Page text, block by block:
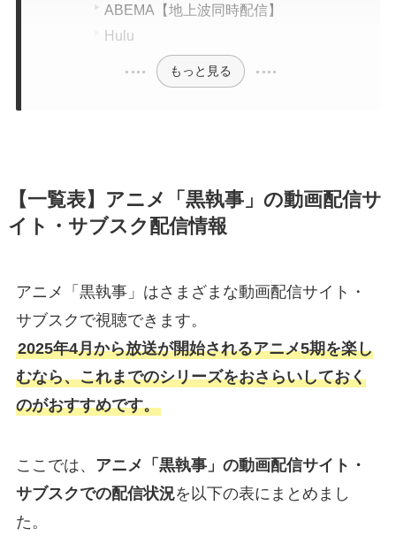
ABEMA【地上波同時配信】
Hulu
もっと見る
【一覧表】アニメ「黒執事」の動画配信サ
イト・サブスク配信情報
アニメ「黒執事」はさまざまな動画配信サイト・
サブスクで視聴できます。
2025年4月から放送が開始されるアニメ5期を楽し
むなら、これまでのシリーズをおさらいしておく
のがおすすめです。
ここでは、 アニメ「黒執事」の動画配信サイト・
サブスクでの配信状況を以下の表にまとめまし
た。